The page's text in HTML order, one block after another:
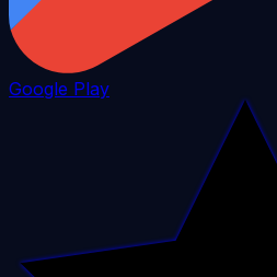
Google Play